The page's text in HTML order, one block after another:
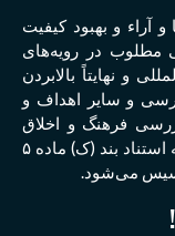
آراء و بهبود کيفيت
مطلوب در رويه‌های
و نهايتاً بالابردن
و ساير اهداف و
فرهنگ و اخلاق
حرفه‌ای، «جامعه مميزی و بازرسی ايران « به استناد بند (ک) ماده ۵
تأسيس می‌شود.